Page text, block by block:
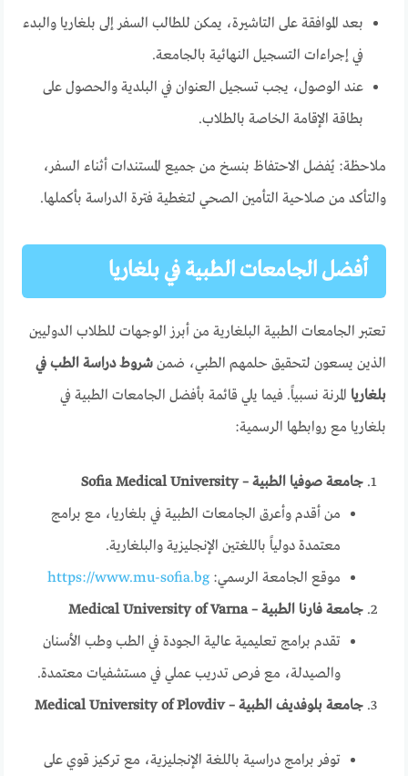
بعد الموافقة على التاشيرة، يمكن للطالب السفر إلى بلغاريا والبدء
في إجراءات التسجيل النهائية بالجامعة.
عند الوصول، يجب تسجيل العنوان في البلدية والحصول على
بطاقة الإقامة الخاصة بالطلاب.
ملاحظة: يُفضل الاحتفاظ بنسخ من جميع المستندات أثناء السفر،
والتأكد من صلاحية التأمين الصحي لتغطية فترة الدراسة بأكملها.
أفضل الجامعات الطبية في بلغاريا
تعتبر الجامعات الطبية البلغارية من أبرز الوجهات للطلاب الدوليين
الذين يسعون لتحقيق حلمهم الطبي، ضمنشروط دراسة الطب في
بلغاريا المرنة نسبياً. فيما يلي قائمة بأفضل الجامعات الطبية في
بلغاريا مع روابطها الرسمية:
جامعة صوفيا الطبية – Sofia Medical University
من أقدم وأعرق الجامعات الطبية في بلغاريا، مع برامج
معتمدة دولياً باللغتين الإنجليزية والبلغارية.
موقع الجامعة الرسمي: https://www.mu-sofia.bg
جامعة فارنا الطبية – Medical University of Varna
تقدم برامج تعليمية عالية الجودة في الطب وطب الأسنان
والصيدلة، مع فرص تدريب عملي في مستشفيات معتمدة.
جامعة بلوفديف الطبية – Medical University of Plovdiv
توفر برامج دراسية باللغة الإنجليزية، مع تركيز قوي على